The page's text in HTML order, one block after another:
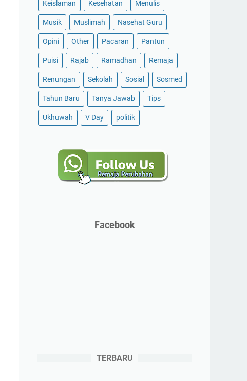
Keislaman Kesehatan Menulis
Musik Muslimah Nasehat Guru
Opini Other Pacaran Pantun
Puisi Rajab Ramadhan Remaja
Renungan Sekolah Sosial Sosmed
Tahun Baru Tanya Jawab Tips
Ukhuwah V Day politik
Facebook
TERBARU